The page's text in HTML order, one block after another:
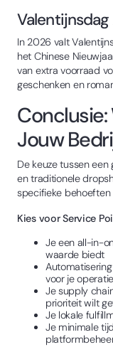
In 2026 valt
het Chinese
van extra voorraad
geschenken en
Conclusie:
Jouw
De keuze tussen
en traditionele
specifieke
Kies voor Service
Je een all-in-
waarde biedt
voor je operatie
Je supply
prioriteit wilt
Je lokale
Je minimale